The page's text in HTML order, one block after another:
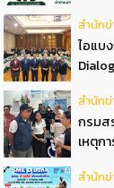
การป
ที่
สํานักข่
ไอแบ
ถ่ายท
เตรีย
เป็นธ
สํานักข่
กรมส
เหตุก
ปัตตา
สํานักข่